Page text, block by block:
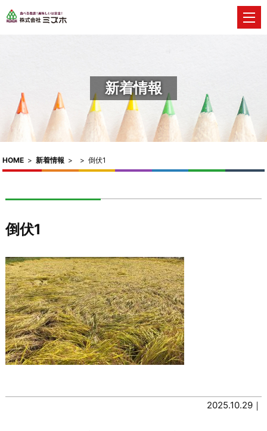
新着情報
HOME > 新着情報 > > 倒伏1
倒伏1
2025.10.29｜